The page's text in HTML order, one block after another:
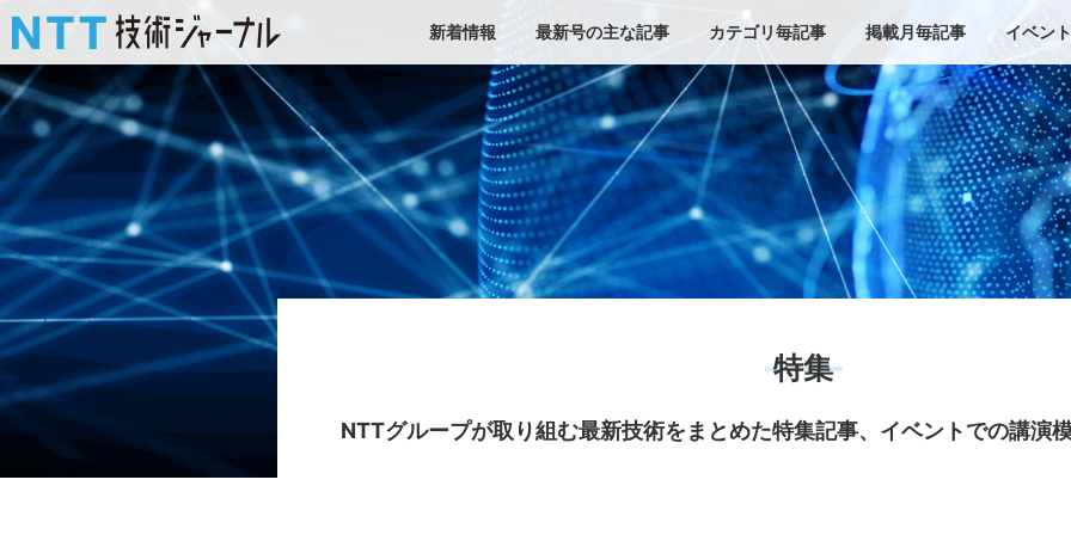
新着情報 最新号の主な記事 カテゴリ毎記事 掲載月毎記事 イベン
特集
NTTグループが取り組む最新技術をまとめた特集記事、イベントでの講演